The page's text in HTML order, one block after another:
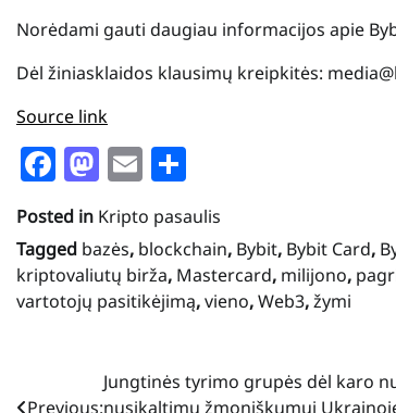
Norėdami gauti daugiau informacijos apie
Dėl žiniasklaidos klausimų kreipkitės:
Source link
Facebook
Mastodon
Email
Posted in Kripto pasaulis
Tagged bazės, blockchain, Bybit, Bybit Card,
kriptovaliutų birža, Mastercard, milijono,
vartotojų pasitikėjimą,vieno,Web3,žymi
Navigacija
Previous:
Jungtinės tyrimo grupės dėl karo
nusikaltimų žmoniškumui